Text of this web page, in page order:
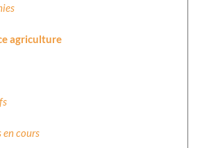
agriculture
en cours